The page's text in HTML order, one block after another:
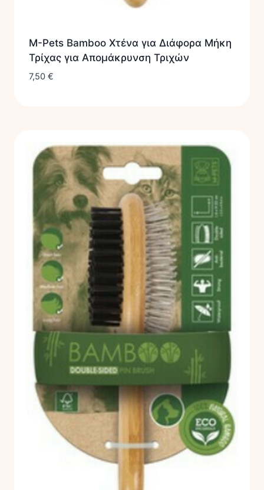
M-Pets Bamboo Χτένα για Διάφορα Μήκη
Τρίχας για Απομάκρυνση Τριχών
7,50 €